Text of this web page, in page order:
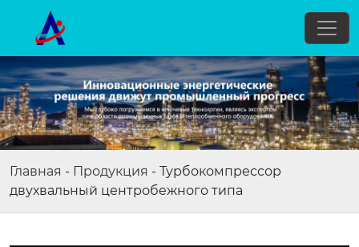
Главная - Продукция - Турбокомпрессор
двухвальный центробежного типа